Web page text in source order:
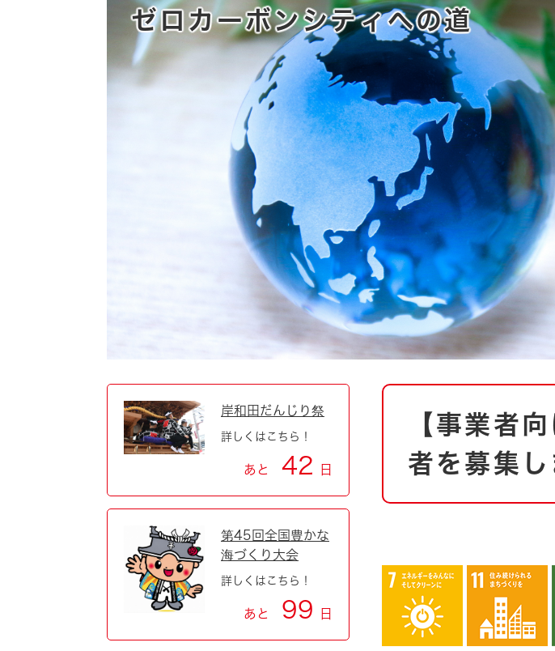
防災・防犯 上水道・下水道
自然・環境・公園 住宅
引っ越し おくやみ
地域コミュニティ・ボラン
ティア・協働
まちづくり
国際交流
とじる
市役所・施設の案内
ゼロカーボンシティへの道
本
【事業者
者を募集し
岸和田だんじり祭
詳しくはこちら！
あと 42 日
第45回全国豊かな
海づくり大会
詳しくはこちら！
あと 99 日